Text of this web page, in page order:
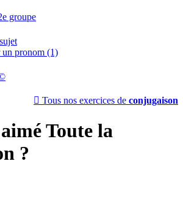
groupe
un pronom (1)
 Tous nos exercices de conjugaison
Toute la
?